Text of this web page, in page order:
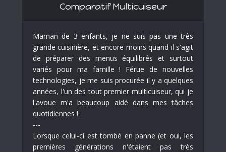
Comparatif Multicuiseur
Maman de 3 enfants, je ne suis pas une très
grande cuisinière, et encore moins quand il s'agit
de préparer des menus équilibrés et surtout
variés pour ma famille ! Férue de nouvelles
technologies, je me suis procurée il y a quelques
années, l'un des tout premier multicuiseur, qui je
l'avoue m'a beaucoup aidé dans mes tâches
quotidiennes !
---
Lorsque celui-ci est tombé en panne (et oui, les
premières générations n'étaient pas très